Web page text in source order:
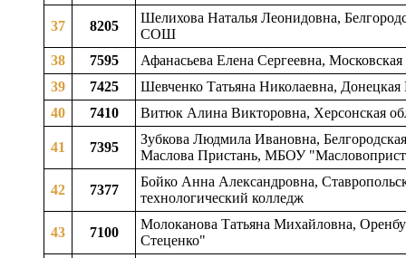
37 8205
Шелихова Наталья Леонидовна,
СОШ
38
7595
Афанасьева Елена Сергеевна,
39
7425
Шевченко Татьяна Николаевна,
40
7410 Витюк Алина Викторовна, Херсонская
41 7395
Зубкова Людмила Ивановна,
Маслова Пристань, МБОУ
42 7377
Бойко Анна Александровна,
технологический колледж
43 7100
Молоканова Татьяна Михайловна,
Стеценко"